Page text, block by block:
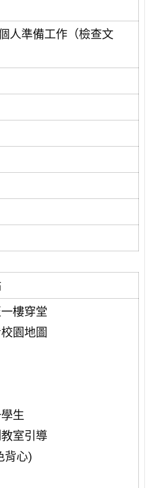
人準備工作（檢查文
樓穿堂
園地圖
生
室引導
背心)